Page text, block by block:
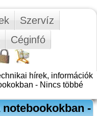
Szervíz
Céginfó
hírek, információk
- Nincs többé
-